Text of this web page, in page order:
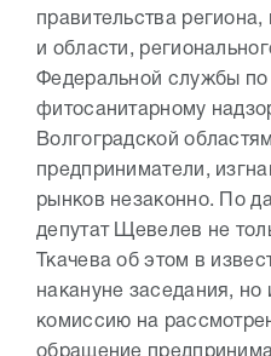
правительства
и области,
Федеральной службы по
фитосанитарному
Волгоградской
предприниматели,
рынков незаконно. По
депутат Щевелев не
Ткачева об этом в
накануне заседания, но
комиссию на